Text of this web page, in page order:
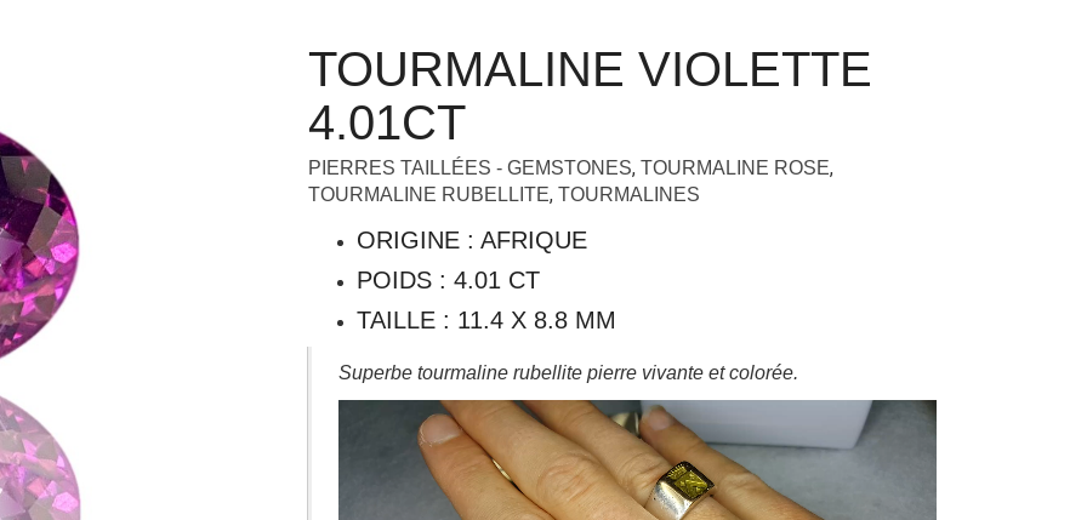
TOURMALINE VIOLETTE
4.01CT
PIERRES TAILLÉES - GEMSTONES, TOURMALINE ROSE,
TOURMALINE RUBELLITE, TOURMALINES
ORIGINE : AFRIQUE
POIDS : 4.01 CT
TAILLE : 11.4 X 8.8 MM
Superbe tourmaline rubellite pierre vivante et colorée.